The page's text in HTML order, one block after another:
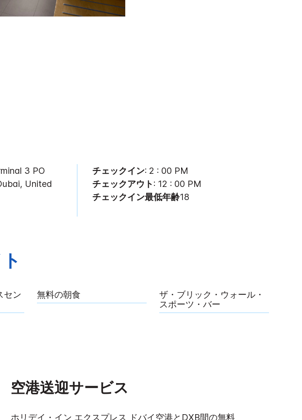
3 PO
, United
チェックイン: 2 : 00 PM
チェックアウト: 12 : 00 PM
チェックイン最低年齢18
セン
無料の朝食
ザ・ブリック・ウォール・
スポーツ・バー
空港送迎サービス
ホリデイ・イン エクスプレス ドバイ空港とDXB間の無料